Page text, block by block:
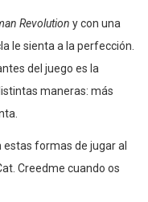
Revolution y con una
le sienta a la perfección.
del juego es la
maneras: más
estas formas de jugar al
Creedme cuando os